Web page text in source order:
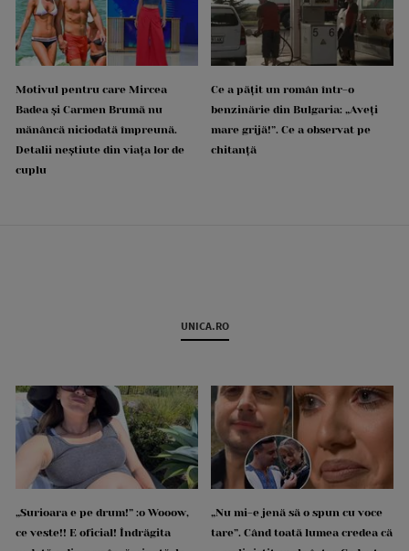
Motivul pentru care Mircea
Badea și Carmen Brumă nu
mănâncă niciodată împreună.
Detalii neștiute din viața lor de
cuplu
Ce a pățit un român într-o
benzinărie din Bulgaria: „Aveți
mare grijă!”. Ce a observat pe
chitanță
UNICA.RO
„Surioara e pe drum!” :o Wooow,
ce veste!! E oficial! Îndrăgita
„Nu mi-e jenă să o spun cu voce
tare”. Când toată lumea credea că